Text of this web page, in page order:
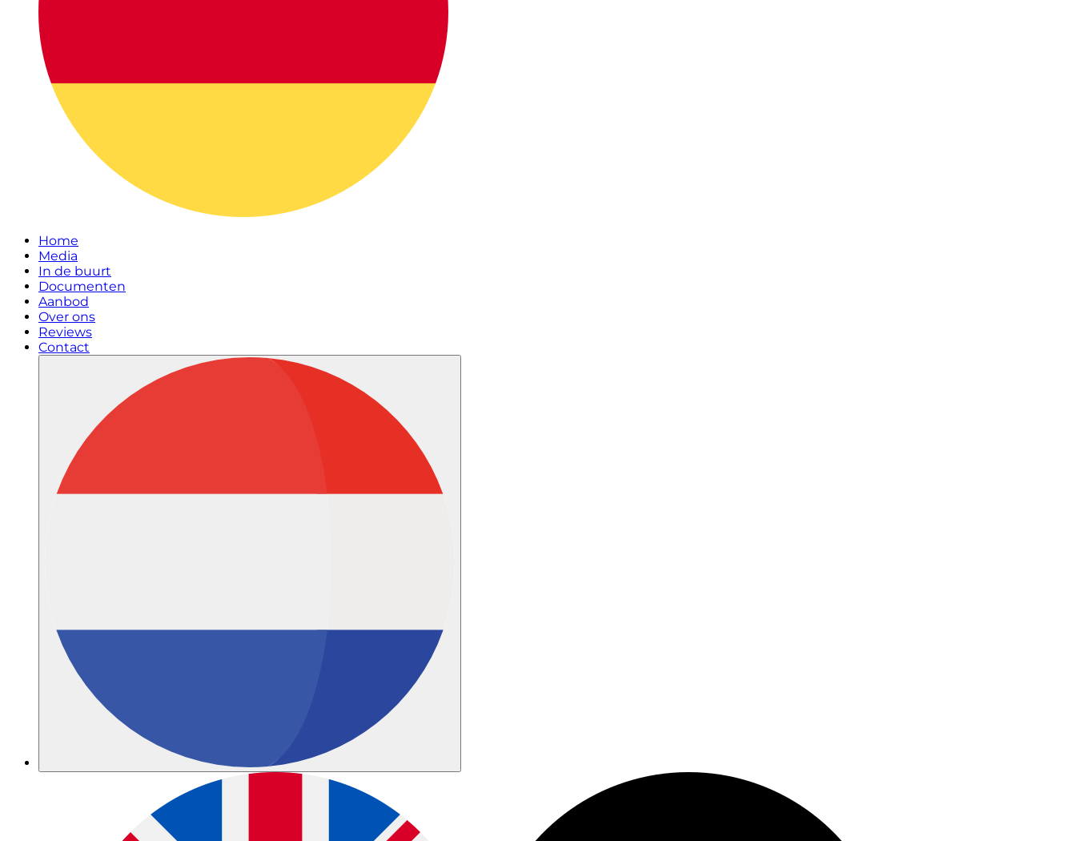
Home
Media
In de buurt
Documenten
Aanbod
Over ons
Reviews
Contact